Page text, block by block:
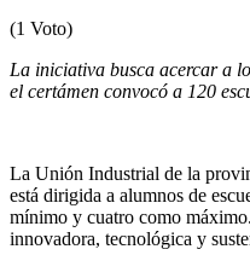
(1 Voto)
La iniciativa busca acercar a
el certámen convocó a 120
La Unión Industrial de la
está dirigida a alumnos de
mínimo y cuatro como
innovadora, tecnológica y